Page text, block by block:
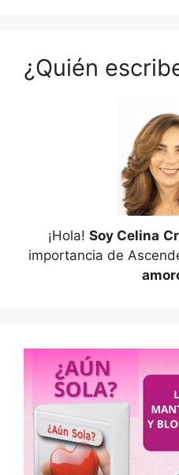
¿Quién
¡Hola! Soy Celina
importancia de